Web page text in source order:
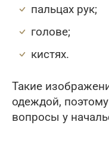
пальцах рук;
голове;
кистях.
Такие
одеждой,
вопросы у